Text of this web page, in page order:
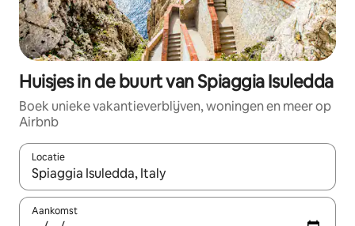
Huisjes in de buurt van Spiaggia Isuledda
Boek unieke vakantieverblijven, woningen en meer op
Airbnb
Locatie
Wanneer er suggesties beschikbaar zijn, maak je een keuze
Aankomst